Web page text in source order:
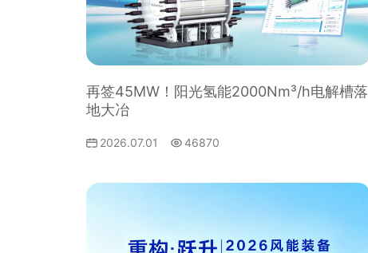
再签45MW！阳光氢能2000Nm³/h电解槽落
地大冶
2026.07.01 46870